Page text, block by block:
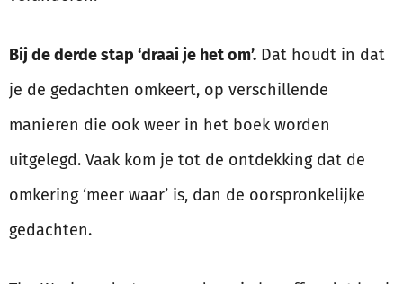
Bij de derde stap ‘draai je het om’. Dat houdt in dat
je de gedachten omkeert, op verschillende
manieren die ook weer in het boek worden
uitgelegd. Vaak kom je tot de ontdekking dat de
omkering ‘meer waar’ is, dan de oorspronkelijke
gedachten.